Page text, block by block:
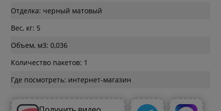
Отделка: черный матовый
Вес, кг: 5
Объем, м3: 0,036
Количество пакетов: 1
Где посмотреть: интернет-магазин